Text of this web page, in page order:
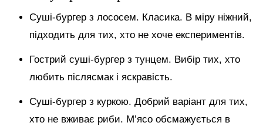
Суші-бургер з лососем. Класика. В міру ніжний,
підходить для тих, хто не хоче експериментів.
Гострий суші-бургер з тунцем. Вибір тих, хто
любить післясмак і яскравість.
Суші-бургер з куркою. Добрий варіант для тих,
хто не вживає риби. М’ясо обсмажується в